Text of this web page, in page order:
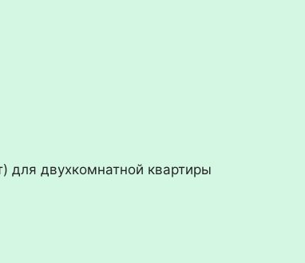
для двухкомнатной квартиры